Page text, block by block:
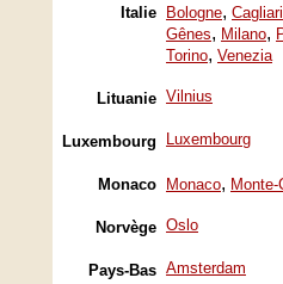
Italie Bologne, Cagliari
Gênes, Milano,
Torino, Venezia
Lituanie Vilnius
Luxembourg Luxembourg
Monaco Monaco, Monte-
Norvège Oslo
Pays-Bas Amsterdam